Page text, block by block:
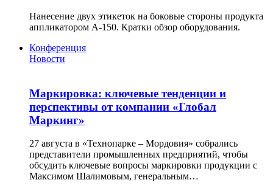
Нанесение двух этикеток на боковые стороны продукта
аппликатором А-150. Кратки обзор оборудования.
Конференция
Новости
Маркировка: ключевые тенденции и
перспективы от компании «Глобал
Маркинг»
27 августа в «Технопарке – Мордовия» собрались
представители промышленных предприятий, чтобы
обсудить ключевые вопросы маркировки продукции с
Максимом Шалимовым, генеральным…